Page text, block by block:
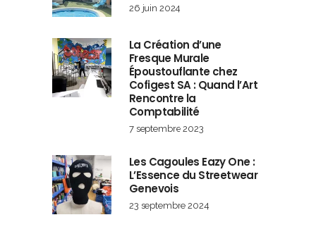
26 juin 2024
La Création d’une
Fresque Murale
Époustouflante chez
Cofigest SA : Quand l’Art
Rencontre la
Comptabilité
7 septembre 2023
Les Cagoules Eazy One :
L’Essence du Streetwear
Genevois
23 septembre 2024